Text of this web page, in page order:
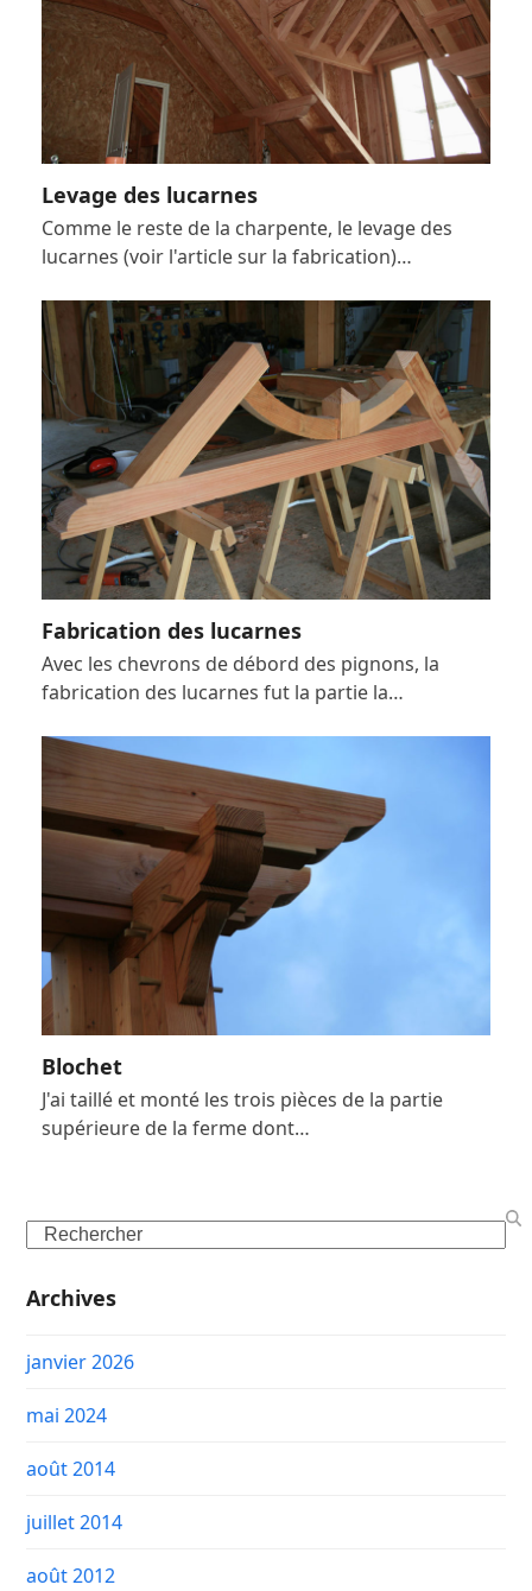
Levage des lucarnes
Comme le reste de la charpente, le levage des
lucarnes (voir l'article sur la fabrication)…
Fabrication des lucarnes
Avec les chevrons de débord des pignons, la
fabrication des lucarnes fut la partie la…
Blochet
J'ai taillé et monté les trois pièces de la partie
supérieure de la ferme dont…
Search
Archives
janvier 2026
mai 2024
août 2014
juillet 2014
août 2012